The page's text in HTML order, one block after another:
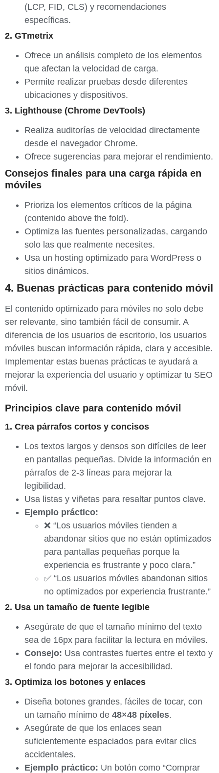
(LCP, FID, CLS) y recomendaciones
específicas.
2. GTmetrix
Ofrece un análisis completo de los elementos
que afectan la velocidad de carga.
Permite realizar pruebas desde diferentes
ubicaciones y dispositivos.
3. Lighthouse (Chrome DevTools)
Realiza auditorías de velocidad directamente
desde el navegador Chrome.
Ofrece sugerencias para mejorar el rendimiento.
Consejos finales para una carga rápida en
móviles
Prioriza los elementos críticos de la página
(contenido above the fold).
Optimiza las fuentes personalizadas, cargando
solo las que realmente necesites.
Usa un hosting optimizado para WordPress o
sitios dinámicos.
4. Buenas prácticas para contenido móvil
El contenido optimizado para móviles no solo debe
ser relevante, sino también fácil de consumir. A
diferencia de los usuarios de escritorio, los usuarios
móviles buscan información rápida, clara y accesible.
Implementar estas buenas prácticas te ayudará a
mejorar la experiencia del usuario y optimizar tu SEO
móvil.
Principios clave para contenido móvil
1. Crea párrafos cortos y concisos
Los textos largos y densos son difíciles de leer
en pantallas pequeñas. Divide la información en
párrafos de 2-3 líneas para mejorar la
legibilidad.
Usa listas y viñetas para resaltar puntos clave.
Ejemplo práctico:
❌ “Los usuarios móviles tienden a
abandonar sitios que no están optimizados
para pantallas pequeñas porque la
experiencia es frustrante y poco clara.”
✅ “Los usuarios móviles abandonan sitios
no optimizados por experiencia frustrante.”
2. Usa un tamaño de fuente legible
Asegúrate de que el tamaño mínimo del texto
sea de 16px para facilitar la lectura en móviles.
Consejo: Usa contrastes fuertes entre el texto y
el fondo para mejorar la accesibilidad.
3. Optimiza los botones y enlaces
Diseña botones grandes, fáciles de tocar, con
un tamaño mínimo de 48×48 píxeles.
Asegúrate de que los enlaces sean
suficientemente espaciados para evitar clics
accidentales.
Ejemplo práctico: Un botón como “Comprar